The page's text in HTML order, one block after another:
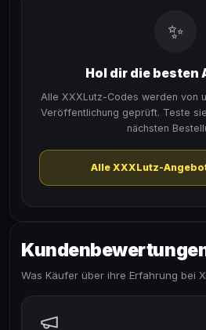
✨
Hol dir die besten
Alle XXXLutz-Codes werden von
Veröffentlichung geprüft. Teste
nächsten
Alle XXXLutz-
Was Käufer über ihre Erfahrung bei